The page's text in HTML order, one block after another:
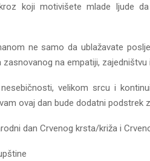
koji motivišete mlade ljude
ne samo da ublažavate
zasnovanog na empatiji,
velikom srcu i
ovaj dan bude dodatni podstrek
dan Crvenog krsta/križa i
Skupštine